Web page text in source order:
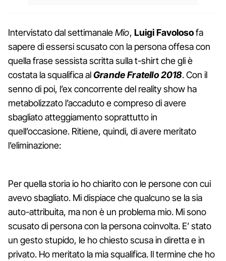
Intervistato dal settimanaleMio, Luigi Favolosofa
sapere di essersi scusato con la persona offesa con
quella frase sessista scritta sulla t-shirt che gli è
costata la squalifica alGrande Fratello 2018. Con il
senno di poi, l’ex concorrente del reality show ha
metabolizzato l’accaduto e compreso di avere
sbagliato atteggiamento soprattutto in
quell’occasione. Ritiene, quindi, di avere meritato
l’eliminazione:
Per quella storia io ho chiarito con le persone con cui
avevo sbagliato. Mi dispiace che qualcuno se la sia
auto-attribuita, ma non è un problema mio. Mi sono
scusato di persona con la persona coinvolta. E’ stato
un gesto stupido, le ho chiesto scusa in diretta e in
privato. Ho meritato la mia squalifica. Il termine che ho